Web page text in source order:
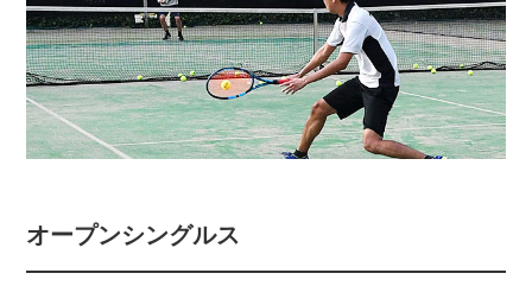
オープンシングルス